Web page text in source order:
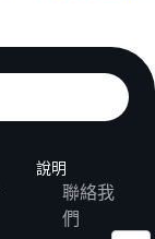
說明
聯絡我
們